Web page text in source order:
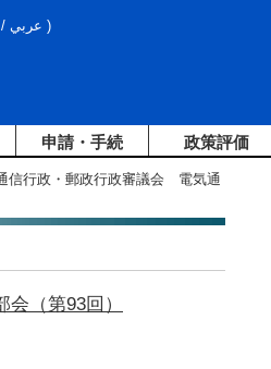
/ عربي )
申請・手続 政策評価
信行政・郵政行政審議会 電気通
（第93回）